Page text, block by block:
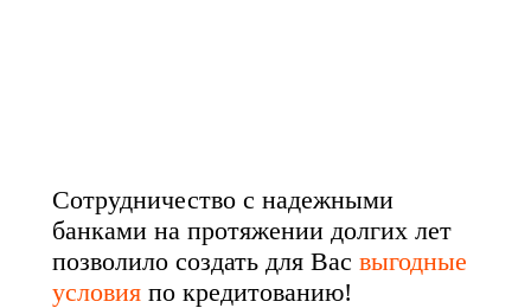
Сотрудничество с надежными
банками на протяжении долгих лет
позволило создать для Вас выгодные
условияпо кредитованию!